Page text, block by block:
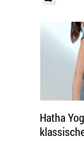
Hatha